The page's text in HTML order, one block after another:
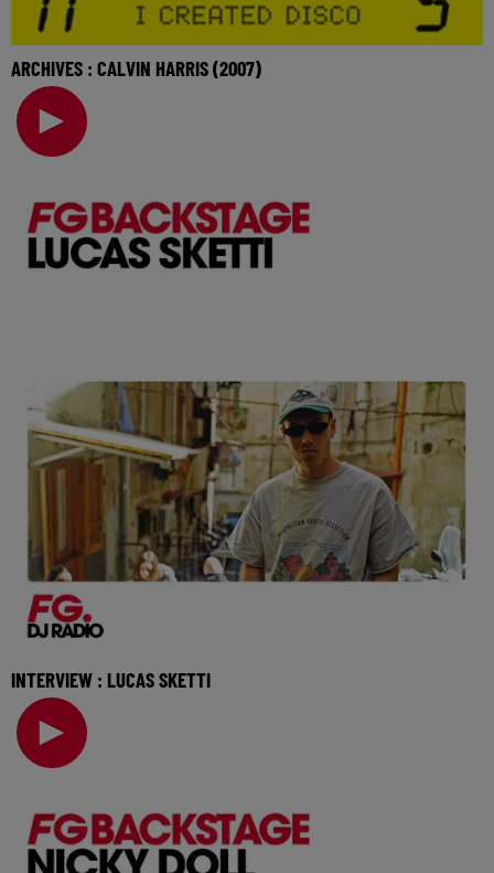
ARCHIVES : CALVIN HARRIS (2007)
Retrouvez Calvin Harris ce soir dans une interview archive
datant de 2007 ! 🎧 Ecoutez Radio FG su
INTERVIEW : LUCAS SKETTI
Il est déjà soutenu par les plus grands, de Hugel à Meduza
en passant par Francis Mercier, le DJ Luc